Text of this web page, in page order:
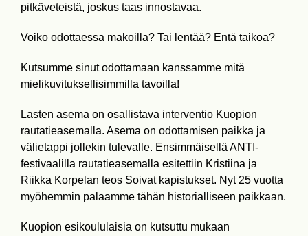
pitkäveteistä, joskus taas innostavaa.
Voiko odottaessa makoilla? Tai lentää? Entä taikoa?
Kutsumme sinut odottamaan kanssamme mitä
mielikuvituksellisimmilla tavoilla!
Lasten asema on osallistava interventio Kuopion
rautatieasemalla. Asema on odottamisen paikka ja
välietappi jollekin tulevalle. Ensimmäisellä ANTI-
festivaalilla rautatieasemalla esitettiin Kristiina ja
Riikka Korpelan teos Soivat kapistukset. Nyt 25 vuotta
myöhemmin palaamme tähän historialliseen paikkaan.
Kuopion esikoululaisia on kutsuttu mukaan